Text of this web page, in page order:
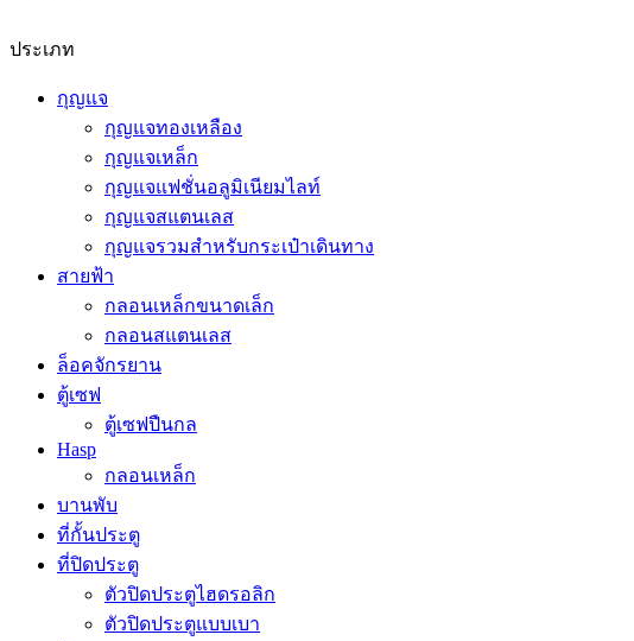
ประเภท
กุญแจ
กุญแจทองเหลือง
กุญแจเหล็ก
กุญแจแฟชั่นอลูมิเนียมไลท์
กุญแจสแตนเลส
กุญแจรวมสำหรับกระเป๋าเดินทาง
สายฟ้า
กลอนเหล็กขนาดเล็ก
กลอนสแตนเลส
ล็อคจักรยาน
ตู้เซฟ
ตู้เซฟปืนกล
Hasp
กลอนเหล็ก
บานพับ
ที่กั้นประตู
ที่ปิดประตู
ตัวปิดประตูไฮดรอลิก
ตัวปิดประตูแบบเบา